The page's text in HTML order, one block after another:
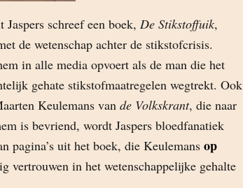
schreef een boek, De Stikstoffuik,
de wetenschap achter de stikstofcrisis.
in alle media opvoert als de man die het
gehate stikstofmaatregelen wegtrekt. Ook
Keulemans van de Volkskrant, die naar
is bevriend, wordt Jaspers bloedfanatiek
pagina’s uit het boek, die Keulemans op
vertrouwen in het wetenschappelijke gehalte